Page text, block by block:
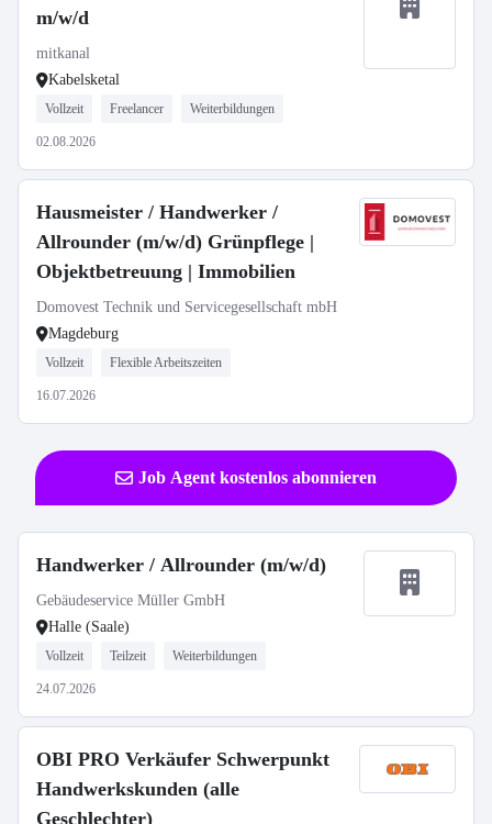
m/w/d
mitkanal
Kabelsketal
Vollzeit Freelancer Weiterbildungen
02.08.2026
Hausmeister / Handwerker /
Allrounder (m/w/d) Grünpflege |
Objektbetreuung | Immobilien
Domovest Technik und Servicegesellschaft mbH
Magdeburg
Vollzeit Flexible Arbeitszeiten
16.07.2026
Job Agent kostenlos abonnieren
Handwerker / Allrounder (m/w/d)
Gebäudeservice Müller GmbH
Halle (Saale)
Vollzeit Teilzeit Weiterbildungen
24.07.2026
OBI PRO Verkäufer Schwerpunkt
Handwerkskunden (alle
Geschlechter)